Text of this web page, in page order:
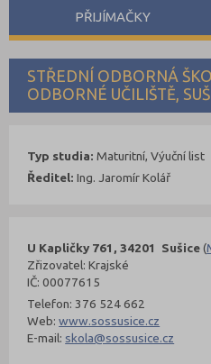
STŘEDNÍ ODBORNÁ
ODBORNÉ UČILIŠTĚ,
U Kapličky 761, 34201 Sušice(
Zřizovatel: Krajské
IČ: 00077615
Telefon: 376 524 662
Web:www.sossusice.cz
E-mail: skola@sossusice.cz
Typ studia: Maturitní, Výuční list
Ředitel: Ing. Jaromír Kolář
PŘIJÍMAČKY